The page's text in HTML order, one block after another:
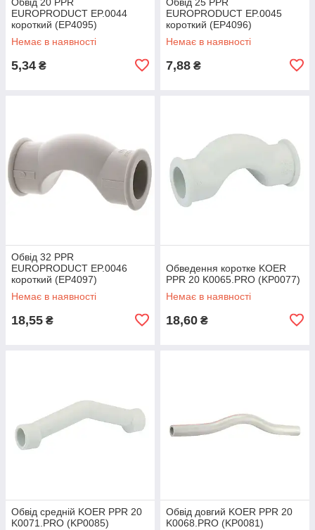
EUROPRODUCT EP.0044
короткий (EP4095)
Немає в наявності
5,34 ₴
EUROPRODUCT EP.0045
короткий (EP4096)
Немає в наявності
7,88 ₴
Обвід 32 PPR
EUROPRODUCT EP.0046
короткий (EP4097)
Немає в наявності
18,55 ₴
Обведення коротке KOER
PPR 20 K0065.PRO (KP0077)
Немає в наявності
18,60 ₴
Обвід средній KOER PPR 20
K0071.PRO (KP0085)
Обвід довгий KOER PPR 20
K0068.PRO (KP0081)